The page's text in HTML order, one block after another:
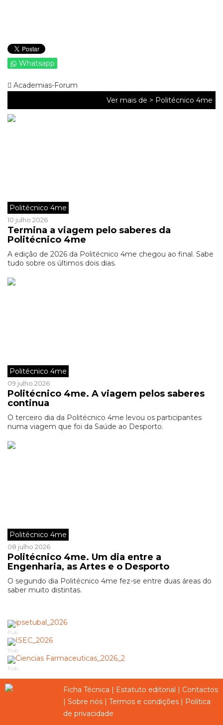
Whatsapp
Academias-Forum
Ver mais de > Politécnico 4me
Politécnico 4me
10 julho 2026
Termina a viagem pelo saberes da
Politécnico 4me
A edição de 2026 da Politécnico 4me chegou ao final. Sabe
tudo sobre os últimos dois dias.
Politécnico 4me
09 julho 2026
Politécnico 4me. A viagem pelos saberes
continua
O terceiro dia da Politécnico 4me levou os participantes
numa viagem que foi da Saúde ao Desporto.
Politécnico 4me
08 julho 2026
Politécnico 4me. Um dia entre a
Engenharia, as Artes e o Desporto
O segundo dia Politécnico 4me fez-se entre duas áreas do
saber muito distintas.
Pub
Pub
Pub
Ficha Técnica | Estatuto editorial | Contactos
| Sobre nós | Termos e condições | Política
de privacidade